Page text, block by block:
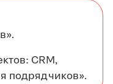
CRM,
подрядчиков».